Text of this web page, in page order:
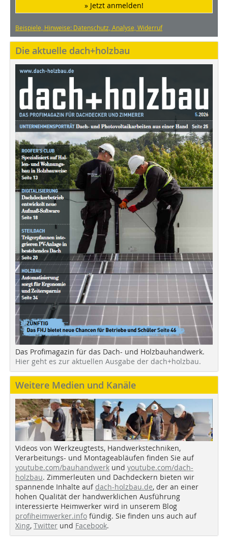
» Jetzt anmelden!
Beispiele, Hinweise: Datenschutz, Analyse, Widerruf
Die aktuelle dach+holzbau
Das Profimagazin für das Dach- und Holzbauhandwerk.
Hier geht es zur aktuellen Ausgabe der dach+holzbau.
Weitere Medien und Kanäle
Videos von Werkzeugtests, Handwerkstechniken,
Verarbeitungs- und Montageabläufen finden Sie auf
youtube.com/bauhandwerk und youtube.com/dach-
holzbau. Zimmerleuten und Dachdeckern bieten wir
spannende Inhalte auf dach-holzbau.de, der an einer
hohen Qualität der handwerklichen Ausführung
interessierte Heimwerker wird in unserem Blog
profiheimwerker.info fündig. Sie finden uns auch auf
Xing, Twitter und Facebook.